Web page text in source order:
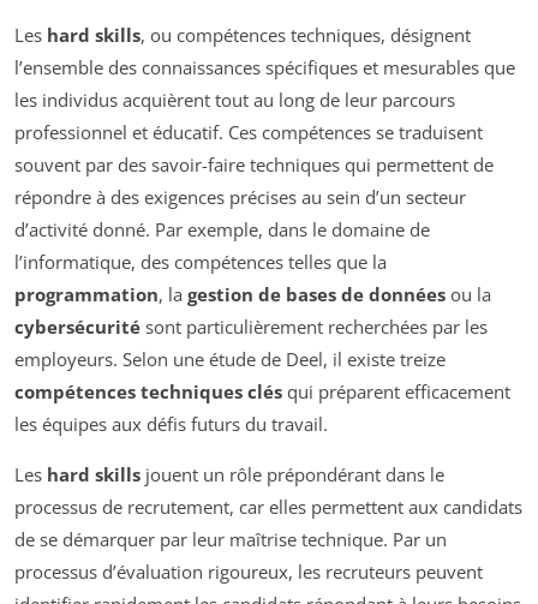
Les hard skills, ou compétences techniques, désignent
l’ensemble des connaissances spécifiques et mesurables que
les individus acquièrent tout au long de leur parcours
professionnel et éducatif. Ces compétences se traduisent
souvent par des savoir-faire techniques qui permettent de
répondre à des exigences précises au sein d’un secteur
d’activité donné. Par exemple, dans le domaine de
l’informatique, des compétences telles que la
programmation, la gestion de bases de données ou la
cybersécurité sont particulièrement recherchées par les
employeurs. Selon une étude de Deel, il existe treize
compétences techniques clés qui préparent efficacement
les équipes aux défis futurs du travail.
Les hard skills jouent un rôle prépondérant dans le
processus de recrutement, car elles permettent aux candidats
de se démarquer par leur maîtrise technique. Par un
processus d’évaluation rigoureux, les recruteurs peuvent